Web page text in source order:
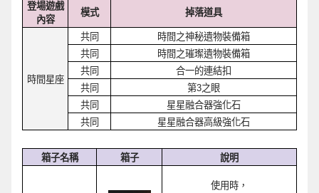
登場遊戲
內容
模式 掉落道具
時間星座
共同
時間之神秘遺物裝備箱
共同
時間之璀璨遺物裝備箱
共同
合一的連結扣
共同
第3之眼
共同
星星融合器強化石
共同
星星融合器高級強化石
箱子名稱 箱子 說明
使用時，